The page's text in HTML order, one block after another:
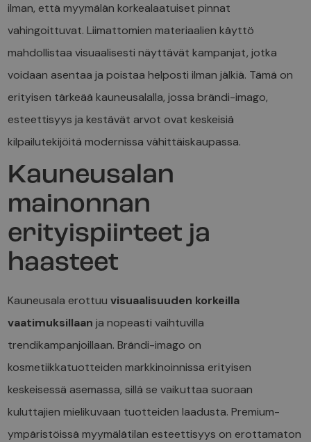
ilman, että myymälän korkealaatuiset pinnat
vahingoittuvat. Liimattomien materiaalien käyttö
mahdollistaa visuaalisesti näyttävät kampanjat, jotka
voidaan asentaa ja poistaa helposti ilman jälkiä. Tämä on
erityisen tärkeää kauneusalalla, jossa brändi-imago,
esteettisyys ja kestävät arvot ovat keskeisiä
kilpailutekijöitä modernissa vähittäiskaupassa.
Kauneusalan
mainonnan
erityispiirteet ja
haasteet
Kauneusala erottuuvisuaalisuuden korkeilla
vaatimuksillaan ja nopeasti vaihtuvilla
trendikampanjoillaan. Brändi-imago on
kosmetiikkatuotteiden markkinoinnissa erityisen
keskeisessä asemassa, sillä se vaikuttaa suoraan
kuluttajien mielikuvaan tuotteiden laadusta. Premium-
ympäristöissä myymälätilan esteettisyys on erottamaton